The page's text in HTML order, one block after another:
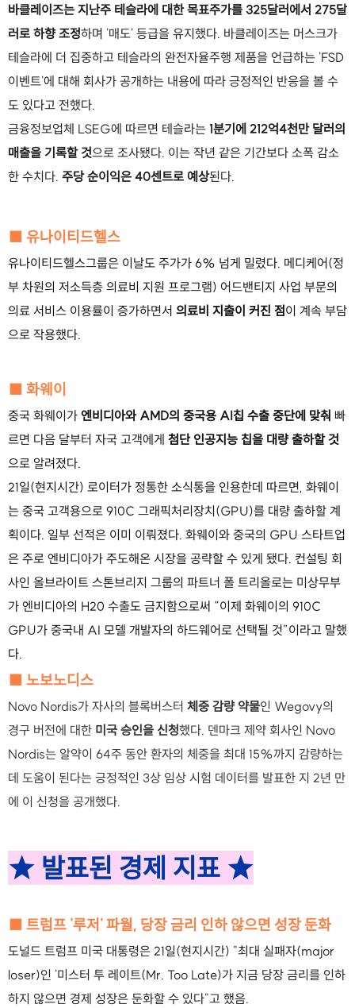
바클레이즈는 지난주 테슬라에 대한 목표주가를 325달러에서 275달
러로 하향 조정하며 '매도' 등급을 유지했다. 바클레이즈는 머스크가
테슬라에 더 집중하고 테슬라의 완전자율주행 제품을 언급하는 'FSD
이벤트'에 대해 회사가 공개하는 내용에 따라 긍정적인 반응을 볼 수
도 있다고 전했다.
금융정보업체 LSEG에 따르면 테슬라는 1분기에 212억4천만 달러의
매출을 기록할 것으로 조사됐다. 이는 작년 같은 기간보다 소폭 감소
한 수치다. 주당 순이익은 40센트로 예상된다.
■ 유나이티드헬스
유나이티드헬스그룹은 이날도 주가가 6% 넘게 밀렸다. 메디케어(정
부 차원의 저소득층 의료비 지원 프로그램) 어드밴티지 사업 부문의
의료 서비스 이용률이 증가하면서 의료비 지출이 커진 점 이 계속 부담
으로 작용했다.
■ 화웨이
중국 화웨이가 엔비디아와 AMD의 중국용 AI칩 수출 중단에 맞춰 빠
르면 다음 달부터 자국 고객에게 첨단 인공지능 칩을 대량 출하할 것
으로 알려졌다.
21일(현지시간) 로이터가 정통한 소식통을 인용한데 따르면, 화웨이
는 중국 고객용으로 910C 그래픽처리장치(GPU)를 대량 출하할 계
획이다. 일부 선적은 이미 이뤄졌다. 화웨이와 중국의 GPU 스타트업
은 주로 엔비디아가 주도해온 시장을 공략할 수 있게 됐다. 컨설팅 회
사인 올브라이트 스톤브리지 그룹의 파트너 폴 트리올로는 미상무부
가 엔비디아의 H20 수출도 금지함으로써 “이제 화웨이의 910C
GPU가 중국내 AI 모델 개발자의 하드웨어로 선택될 것”이라고 말했
다.
■ 노보노디스
Novo Nordis가 자사의 블록버스터 체중 감량 약물인 Wegovy의
경구 버전에 대한 미국 승인을 신청했다. 덴마크 제약 회사인 Novo
Nordis는 알약이 64주 동안 환자의 체중을 최대 15%까지 감량하는
데 도움이 된다는 긍정적인 3상 임상 시험 데이터를 발표한 지 2년 만
에 이 신청을 공개했다.
★ 발표된 경제 지표 ★
■ 트럼프 '루저' 파월, 당장 금리 인하 않으면 성장 둔화
도널드 트럼프 미국 대통령은 21일(현지시간) "최대 실패자(major
loser)인 '미스터 투 레이트(Mr. Too Late)가 지금 당장 금리를 인하
하지 않으면 경제 성장은 둔화할 수 있다"고 했음.